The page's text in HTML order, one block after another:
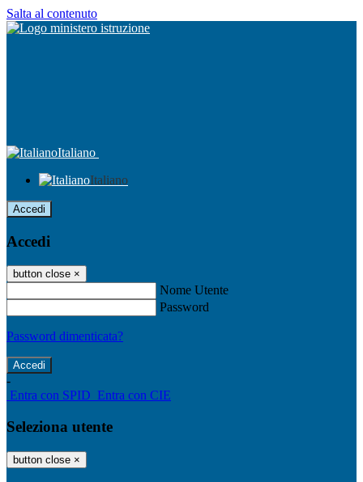
Salta al contenuto
Italiano
Italiano
Accedi
Accedi
button close ×
Nome Utente
Password
Password dimenticata?
-
Entra con SPID Entra con CIE
Seleziona utente
button close ×